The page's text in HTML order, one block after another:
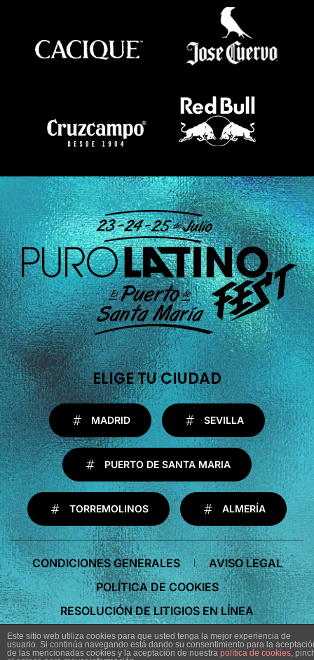
ELIGE TU CIUDAD
MADRID SEVILLA
PUERTO DE SANTA MARIA
TORREMOLINOS ALMERÍA
CONDICIONES GENERALES
AVISO LEGAL
POLÍTICA DE COOKIES
RESOLUCIÓN DE LITIGIOS EN LÍNEA
Este sitio web utiliza cookies para que usted tenga la mejor experiencia de
usuario. Si continúa navegando está dando su consentimiento para la
de las mencionadas cookies y la aceptación de nuestra política de cookies,